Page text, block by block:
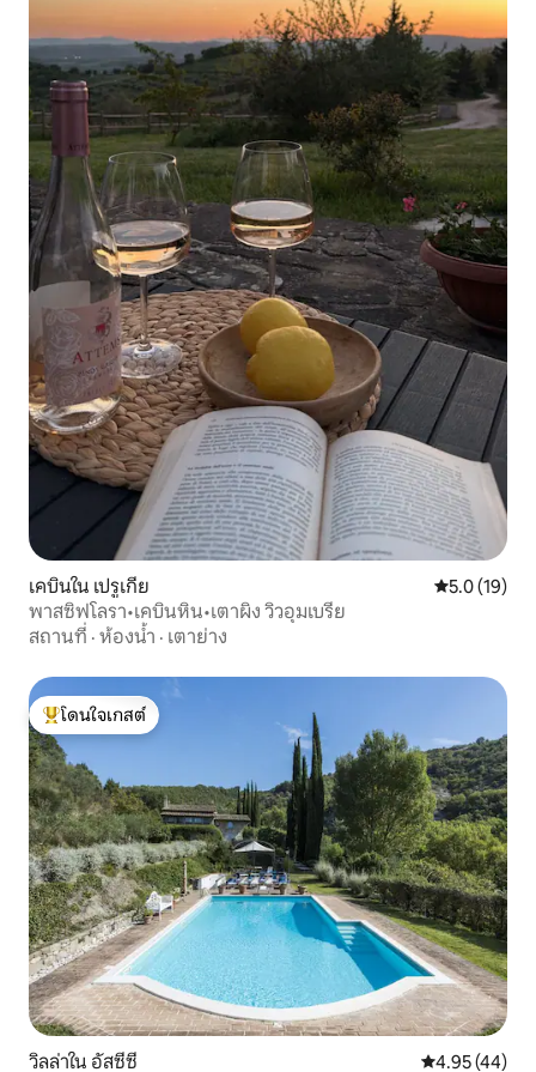
เคบินใน เปรูเกีย คะแนนเฉลี่ย
5.0 (19)
พาสซิฟโลรา•เคบินหิน•เตาผิง วิวอุมเบรีย
สถานที่ · ห้องน้ำ · เตาย่าง
โดนใจเกสต์ที่สุด
โดนใจเกสต์
วิลล่าใน อัสซีซี คะแนนเฉลี่ย
4.95 (44)